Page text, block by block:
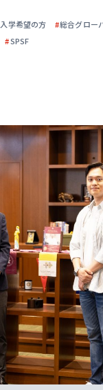
入学希望の方 #総合グロー
#SPSF